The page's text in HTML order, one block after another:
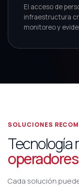
El acceso de
infraestructura
monitoreo y
SOLUCIONES
Tecnología
Cada solución